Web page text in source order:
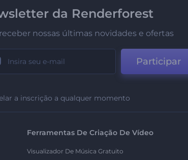
da Renderforest
nossas últimas novidades e ofertas
Participar
a inscrição a qualquer momento
Ferramentas De Criação De Vídeo
Visualizador De Música Gratuito